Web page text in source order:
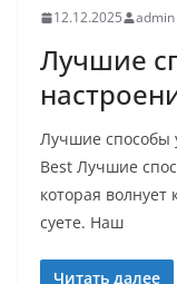
12.12.2025 admin
Лучшие
Лучшие способы
Best Лучшие
которая волнует
суете. Наш
Читать далее